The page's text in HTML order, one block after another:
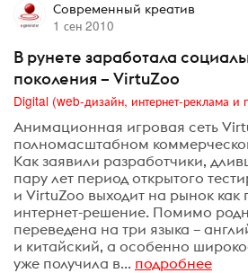
Современный креатив
1 сен 2010
В рунете заработала
поколения – VirtuZoo
Анимационная игровая сеть
полномасштабном
Как заявили разработчики,
пару лет период открытого
и VirtuZoo выходит на рынок как
интернет-решение. Помимо
переведена на три языка –
и китайский, а особенно
уже получила в... подробнее